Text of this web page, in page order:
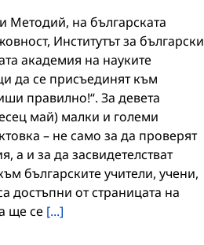
Методий, на българската
Институтът за български
академия на науките
да се присъединят към
правилно!“. За девета
май) малки и големи
– не само за да проверят
а и за да засвидетелстват
българските учители, учени,
достъпни от страницата на
ще се [...]